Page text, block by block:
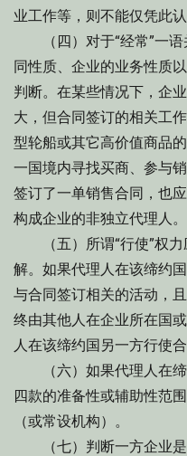
业工作等，则不能仅凭此
（四）对于“经常”一语
同性质、企业的业务性质
判断。在某些情况下，企
大，但合同签订的相关工
型轮船或其它高价值商品
一国境内寻找买商、参与
签订了一单销售合同，也
构成企业的非独立代理人。
（五）所谓“行使”权力
解。如果代理人在该缔约
与合同签订相关的活动，
终由其他人在企业所在国
人在该缔约国另一方行使合
（六）如果代理人在缔
四款的准备性或辅助性范
（或常设机构）。
（七）判断一方企业是